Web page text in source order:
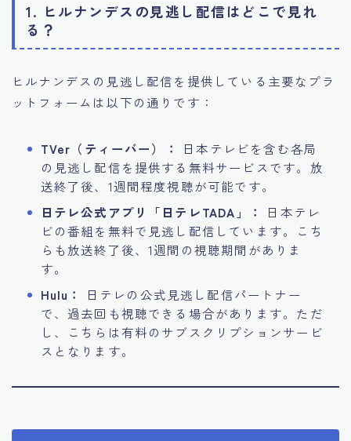
1. ヒルナンデスの見逃し配信はどこで見れ
る？
ヒルナンデスの見逃し配信を提供している主要なプラ
ットフォームは以下の通りです：
TVer（ティーバー）：
日本テレビを含む各局
の見逃し配信を提供する無料サービスです。放
送終了後、1週間程度視聴が可能です。
日テレ公式アプリ「日テレTADA」：
日本テレ
ビの番組を無料で見逃し配信しています。こち
らも放送終了後、1週間の視聴期間がありま
す。
Hulu：
日テレの公式見逃し配信パートナー
で、過去回も視聴できる場合があります。ただ
し、こちらは有料のサブスクリプションサービ
スとなります。